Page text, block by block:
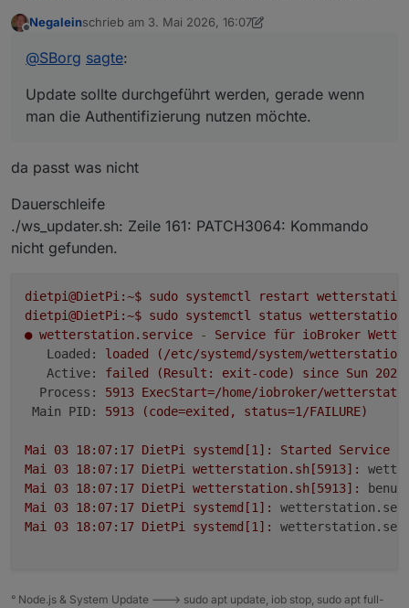
~ Fix 'has to be type "number" but received
wenn
~ Fix für die User-Authentifizierung (Simple-
API ab 3.x) / Issue #91 (ch33f)
Wie immer zu finden im
Update-Routine von Vorgängerversion:
aktuellen WS-Updater nutzen
ausführen
beantworten
Updatesollte
Negaleinschrieb am 3. Mai 2026, 16:07
zuletzt editiert von Negalein5. März 2026, 18:09
@SBorg sagte:
Update sollte durchgeführt werden, gerade wenn
man die Authentifizierung nutzen möchte.
da passt was nicht
Dauerschleife
./ws_updater.sh: Zeile 161: PATCH3064: Kommando
nicht gefunden.
dietpi@DietPi:~$ sudo systemctl restart
dietpi@DietPi:~$ sudo systemctl status wetterstation
● wetterstation.service - Service für ioBroker
Loaded:
loaded
(/etc/systemd/system/
Active:
failed (Result: exit-code) since Sun
Process:
5913 ExecStart=/home/iobroker/
Main PID:
5913 (code=exited, status=1/FAILURE)
Mai 03 18:07:17 DietPi systemd[1]: Started Service
Mai
03 18:07:17 DietPi wetterstation.sh[5913]:
Mai
03 18:07:17 DietPi wetterstation.sh[5913]:
Mai
03 18:07:17 DietPi systemd[1]:
Mai
03 18:07:17 DietPi systemd[1]:
° Node.js & System Update ---> sudo apt update, iob stop, sudo apt full-